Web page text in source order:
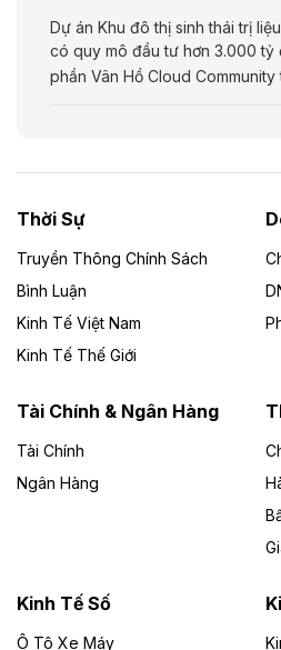
Dự án Khu đô thị sinh thái trị
có quy mô đầu tư hơn 3.000
phần Vân Hồ Cloud Community
Dự án Nhà máy xử lý rác và
Công ty TNHH Năng lượng môi
Theo vietnamfinance.vn
Đức Long Gia Lai mở rộng
Lai
Bốn doanh nghiệp có sự góp
phần Tập đoàn Đức Long Gia
Gia Lai với tổng vốn hơn 4.750
Đồng Nai cho thuê gần
công nghiệp ở Long
Thời Sự
Truyền Thông Chính Sách
Bình Luận
Kinh Tế Việt Nam
Kinh Tế Thế Giới
Tài Chính & Ngân Hàng
Tài Chính
Ngân Hàng
Kinh Tế Số
Ô Tô Xe Máy